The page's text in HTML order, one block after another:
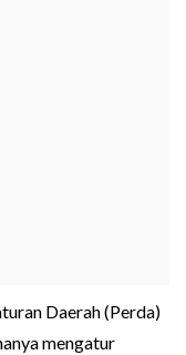
Daerah (Perda)
mengatur